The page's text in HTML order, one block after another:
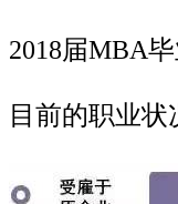
2018届MBA
目前的职业状